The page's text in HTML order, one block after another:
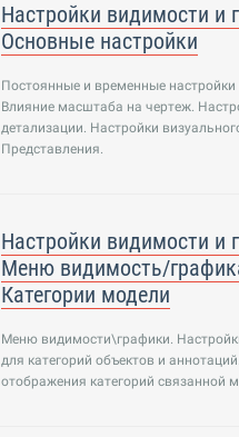
Настройки видимости и
Основные настройки
Постоянные и временные настройки
Влияние масштаба на чертеж.
детализации. Настройки
Представления.
Настройки видимости и
Меню видимость/
Категории модели
Меню видимости\графики.
для категорий объектов и
отображения категорий связанной